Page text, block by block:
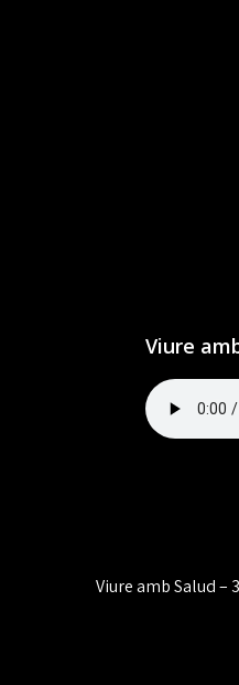
Viure
Viure amb Salud –